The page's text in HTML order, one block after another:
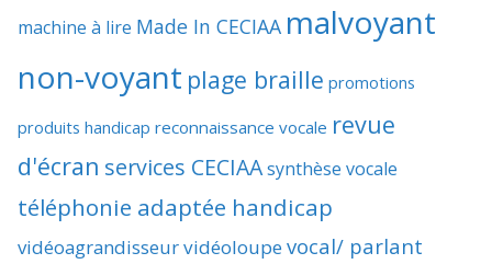
machine à lire Made In CECIAA malvoyant
non-voyant plage braille promotions
produits handicap reconnaissance vocale revue
d'écran services CECIAAsynthèse vocale
téléphonie adaptée handicap
vidéoagrandisseurvidéoloupevocal/ parlant